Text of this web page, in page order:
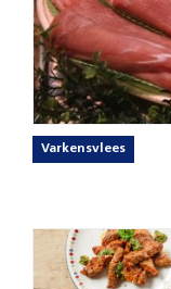
Varkensvlees